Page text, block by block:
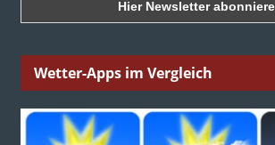
Wetter-Apps im Vergleich